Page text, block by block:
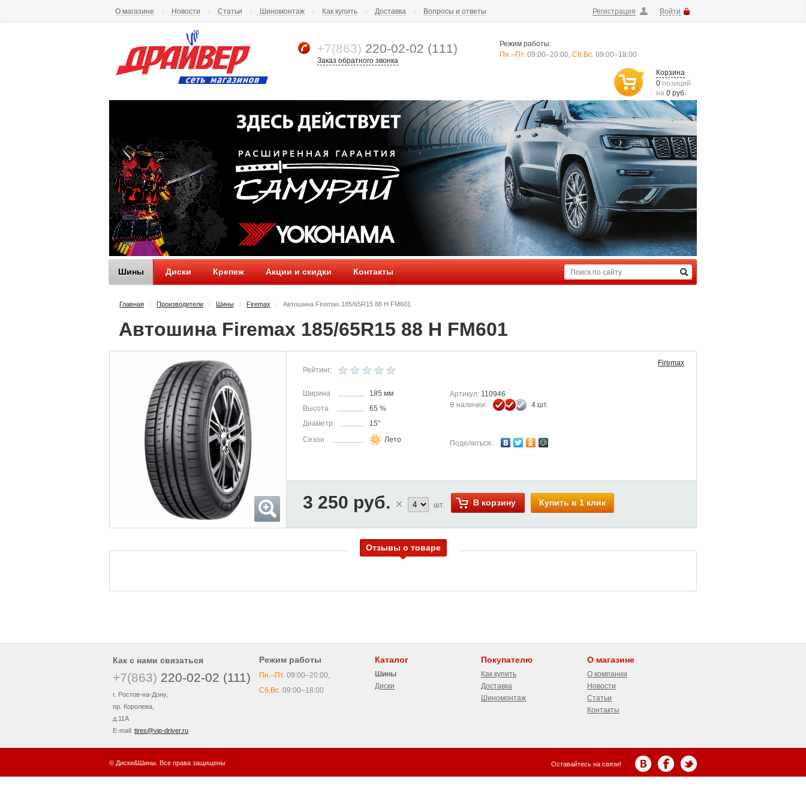
Регистрация Войти
О магазине Новости Статьи Шиномонтаж Как купить Доставка Вопросы и ответы
+7(863) 220-02-02 (111)
Заказ обратного звонка
Режим работы:
Пн.–Пт. 09:00–20:00, Сб.Вс. 09:00–18:00
Корзина
0 позиций
на 0 руб.
Шины Диски Крепеж Акции и скидки Контакты
Главная / Производители / Шины / Firemax / Автошина Firemax 185/65R15 88 H FM601
Автошина Firemax 185/65R15 88 H FM601
Рейтинг:
Firemax
Ширина
185 мм
Высота
65 %
Диаметр
15″
Сезон
Лето
Артикул: 110946
В наличии:
4 шт.
Поделиться:
3 250 руб. шт. В корзину Купить в 1 клик
Отзывы о товаре
Как с нами связаться
+7(863) 220-02-02 (111)
г. Ростов-на-Дону,
пр. Королева,
д.11А
E-mail: tires@vip-driver.ru
Режим работы
Пн.–Пт.09:00–20:00,
Сб.Вс.09:00–18:00
Каталог
Шины
Диски
Покупателю
Как купить
Доставка
Шиномонтаж
О магазине
О компании
Новости
Статьи
Контакты
© Диски&Шины. Все права защищены Оставайтесь на связи!